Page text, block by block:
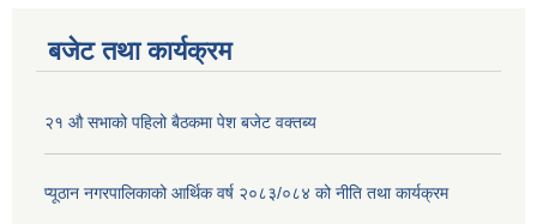
बजेट तथा कार्यक्रम
२१ औ सभाको पहिलो बैठकमा पेश बजेट वक्तब्य
प्यूठान नगरपालिकाको आर्थिक वर्ष २०८३/०८४ को नीति तथा कार्यक्रम